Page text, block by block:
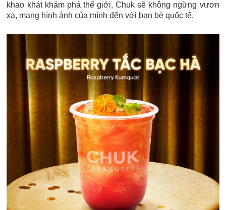
khao khát khám phá thế giới, Chuk sẽ không ngừng vươn
xa, mang hình ảnh của mình đến với bạn bè quốc tế.